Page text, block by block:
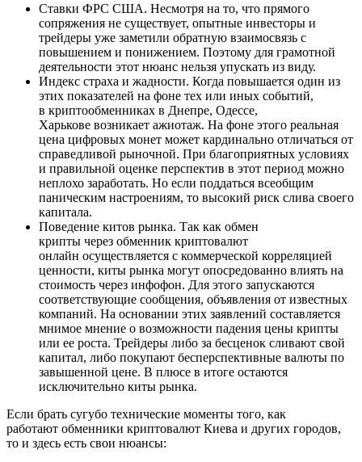
Ставки ФРС США. Несмотря на то, что прямого
сопряжения не существует, опытные инвесторы и
трейдеры уже заметили обратную взаимосвязь с
повышением и понижением. Поэтому для грамотной
деятельности этот нюанс нельзя упускать из виду.
Индекс страха и жадности. Когда повышается один из
этих показателей на фоне тех или иных событий,
в криптообменниках в Днепре, Одессе,
Харькове возникает ажиотаж. На фоне этого реальная
цена цифровых монет может кардинально отличаться от
справедливой рыночной. При благоприятных условиях
и правильной оценке перспектив в этот период можно
неплохо заработать. Но если поддаться всеобщим
паническим настроениям, то высокий риск слива своего
капитала.
Поведение китов рынка. Так как обмен
крипты через обменник криптовалют
онлайн осуществляется с коммерческой корреляцией
ценности, киты рынка могут опосредованно влиять на
стоимость через инфофон. Для этого запускаются
соответствующие сообщения, объявления от известных
компаний. На основании этих заявлений составляется
мнимое мнение о возможности падения цены крипты
или ее роста. Трейдеры либо за бесценок сливают свой
капитал, либо покупают бесперспективные валюты по
завышенной цене. В плюсе в итоге остаются
исключительно киты рынка.
Если брать сугубо технические моменты того, как
работают обменники криптовалют Киева и других городов,
то и здесь есть свои нюансы: